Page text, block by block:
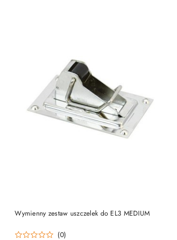
Wymienny zestaw uszczelek do EL3 MEDIUM
(0)
DO KOSZYKA